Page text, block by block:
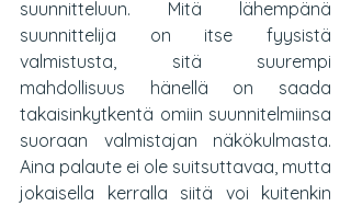
suunnitteluun. Mitä lähempänä
suunnittelija on itse fyysistä
valmistusta, sitä suurempi
mahdollisuus hänellä on saada
takaisinkytkentä omiin suunnitelmiinsa
suoraan valmistajan näkökulmasta.
Aina palaute ei ole suitsuttavaa, mutta
jokaisella kerralla siitä voi kuitenkin